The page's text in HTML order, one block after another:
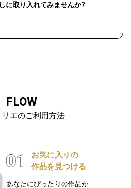
に取り入れてみませんか?
FLOW
リエのご利用方法
お気に入りの
作品を見つける
あなたにぴったりの作品が